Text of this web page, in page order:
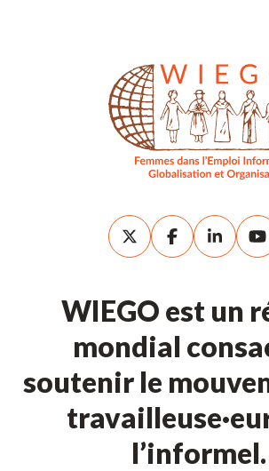
WIEGO est un
mondial
soutenir le
l’informel.